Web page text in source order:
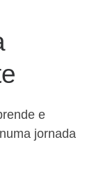
e
jornada